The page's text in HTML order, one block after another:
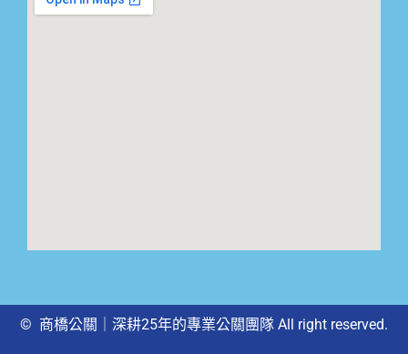
© 商橋公關｜深耕25年的專業公關團隊 All right reserved.